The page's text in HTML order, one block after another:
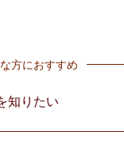
方におすすめ
知りたい